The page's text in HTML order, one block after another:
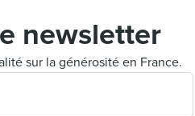
newsletter
sur la générosité en France.